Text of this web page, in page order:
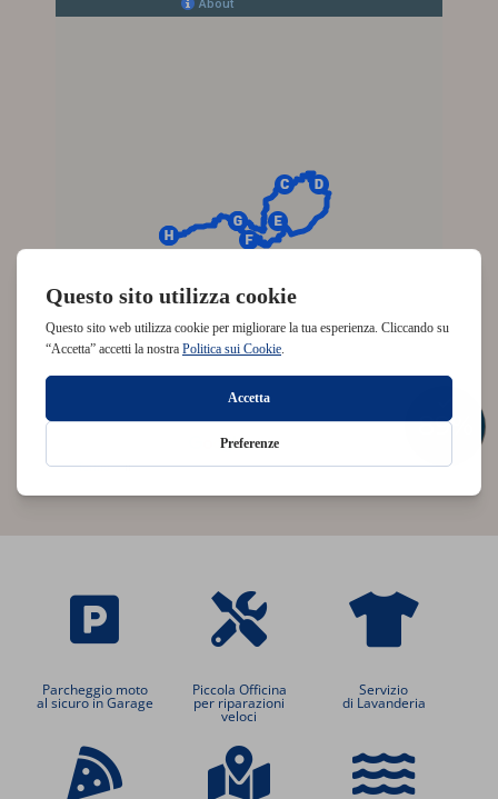
Parcheggio moto
al sicuro in Garage
Piccola Officina
per riparazioni
veloci
Servizio
di Lavanderia